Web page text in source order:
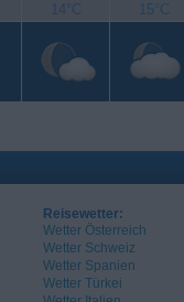
14°C 15°C
Reisewetter:
Wetter Österreich
Wetter Schweiz
Wetter Spanien
Wetter Türkei